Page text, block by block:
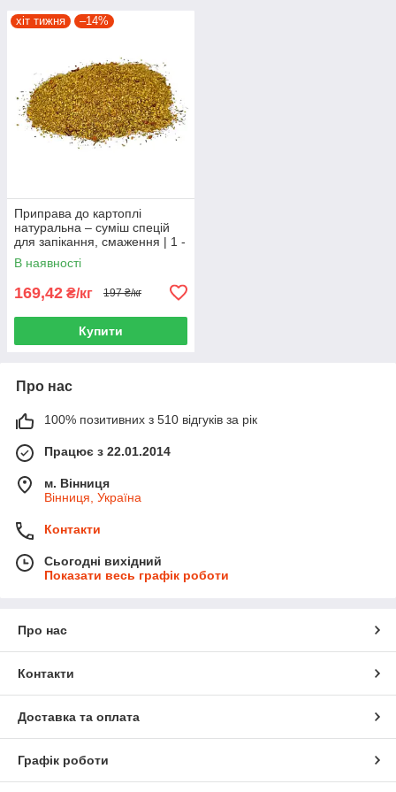
хіт тижня –14%
Приправа до картоплі
натуральна – суміш спецій
для запікання, смаження | 1 -
25 кг
В наявності
169,42 ₴/кг 197 ₴/кг
Купити
Про нас
100% позитивних з 510 відгуків за рік
Працює з 22.01.2014
м. Вінниця
Вінниця, Україна
Контакти
Сьогодні вихідний
Показати весь графік роботи
Про нас
Контакти
Доставка та оплата
Графік роботи